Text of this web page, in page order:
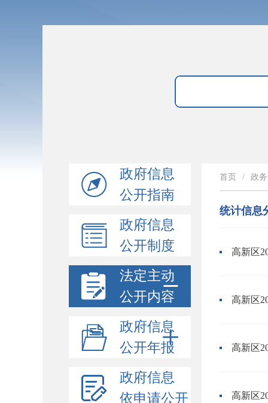
政府信息
公开指南
政府信息
公开制度
法定主动
公开内容
政府信息
公开年报
政府信息
依申请公开
首页 / 政
统计信息
高新区
高新区
高新区
高新区